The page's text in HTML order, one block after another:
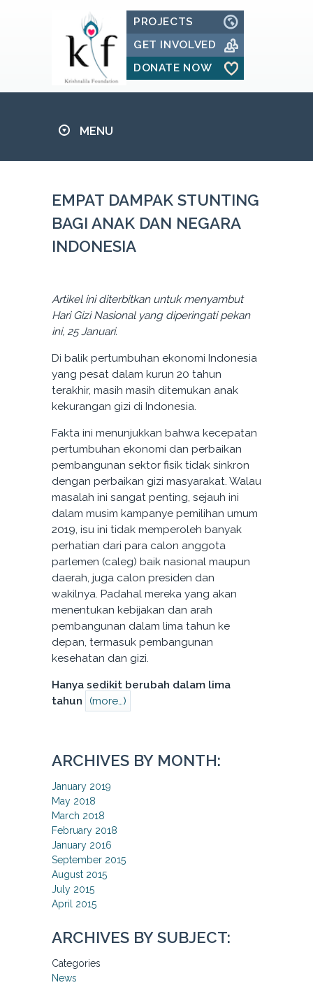
PROJECTS
GET INVOLVED
DONATE NOW
MENU
EMPAT DAMPAK STUNTING
BAGI ANAK DAN NEGARA
INDONESIA
Artikel ini diterbitkan untuk menyambut
Hari Gizi Nasional yang diperingati pekan
ini, 25 Januari.
Di balik pertumbuhan ekonomi Indonesia
yang pesat dalam kurun 20 tahun
terakhir, masih masih ditemukan anak
kekurangan gizi di Indonesia.
Fakta ini menunjukkan bahwa kecepatan
pertumbuhan ekonomi dan perbaikan
pembangunan sektor fisik tidak sinkron
dengan perbaikan gizi masyarakat. Walau
masalah ini sangat penting, sejauh ini
dalam musim kampanye pemilihan umum
2019, isu ini tidak memperoleh banyak
perhatian dari para calon anggota
parlemen (caleg) baik nasional maupun
daerah, juga calon presiden dan
wakilnya. Padahal mereka yang akan
menentukan kebijakan dan arah
pembangunan dalam lima tahun ke
depan, termasuk pembangunan
kesehatan dan gizi.
Hanya sedikit berubah dalam lima
tahun
(more…)
ARCHIVES BY MONTH:
January 2019
May 2018
March 2018
February 2018
January 2016
September 2015
August 2015
July 2015
April 2015
ARCHIVES BY SUBJECT:
Categories
News